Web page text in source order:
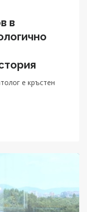
в
е кръстен